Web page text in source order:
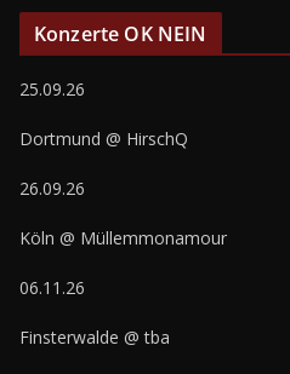
Konzerte OK NEIN
25.09.26
Dortmund @ HirschQ
26.09.26
Köln @ Müllemmonamour
06.11.26
Finsterwalde @ tba